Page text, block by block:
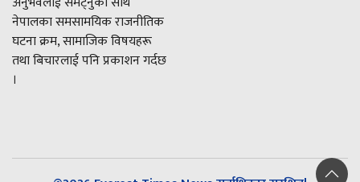
नेपालका समसामयिक राजनीतिक
घटना क्रम, सामाजिक विषयहरू
तथा बिचारलाई पनि प्रकाशन गर्दछ
।